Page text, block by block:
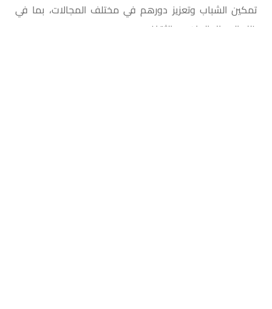
تمكين الشباب وتعزيز دورهم في مختلف المجالات، بما في
ذلك المجال الرياضي والثقافي.